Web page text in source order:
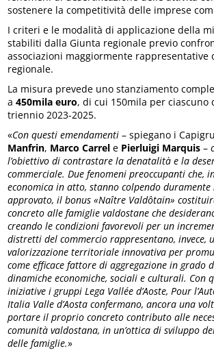
sostenere la competitività delle imprese
I criteri e le modalità di applicazione della
stabiliti dalla Giunta regionale previo
associazioni maggiormente rappresentative
regionale.
La misura prevede uno stanziamento
a450mila euro, di cui 150mila per ciascuno
triennio 2023-2025.
«Con questi emendamenti – spiegano i
Manfrin, Marco Carrel e Pierluigi Marquis –
l’obiettivo di contrastare la denatalità e la
commerciale. Due fenomeni preoccupanti che,
economica in atto, stanno colpendo duramente
approvato, il bonus «Naître Valdôtain»
concreto alle famiglie valdostane che
creando le condizioni favorevoli per un
distretti del commercio rappresentano, invece,
valorizzazione territoriale innovativa per
come efficace fattore di aggregazione in grado
dinamiche economiche, sociali e culturali. Con
iniziative i gruppi Lega Vallée d’Aoste, Pour
Italia Valle d’Aosta confermano, ancora una
portare il proprio concreto contributo alle
comunità valdostana, in un’ottica di sviluppo
delle famiglie.»